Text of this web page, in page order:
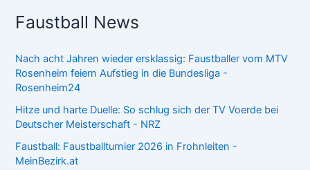
Faustball News
Nach acht Jahren wieder ersklassig: Faustballer vom MTV
Rosenheim feiern Aufstieg in die Bundesliga -
Rosenheim24
Hitze und harte Duelle: So schlug sich der TV Voerde bei
Deutscher Meisterschaft - NRZ
Faustball: Faustballturnier 2026 in Frohnleiten -
MeinBezirk.at